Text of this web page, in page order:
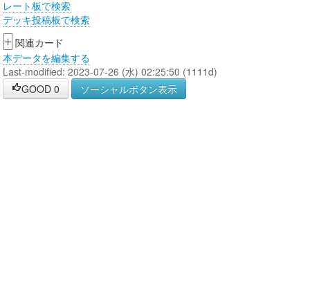
レート板で検索
デッキ投稿板で検索
+ 関連カード
本データを編集する
Last-modified: 2023-07-26 (水) 02:25:50 (1111d)
GOOD 0 ソーシャルボタン表示